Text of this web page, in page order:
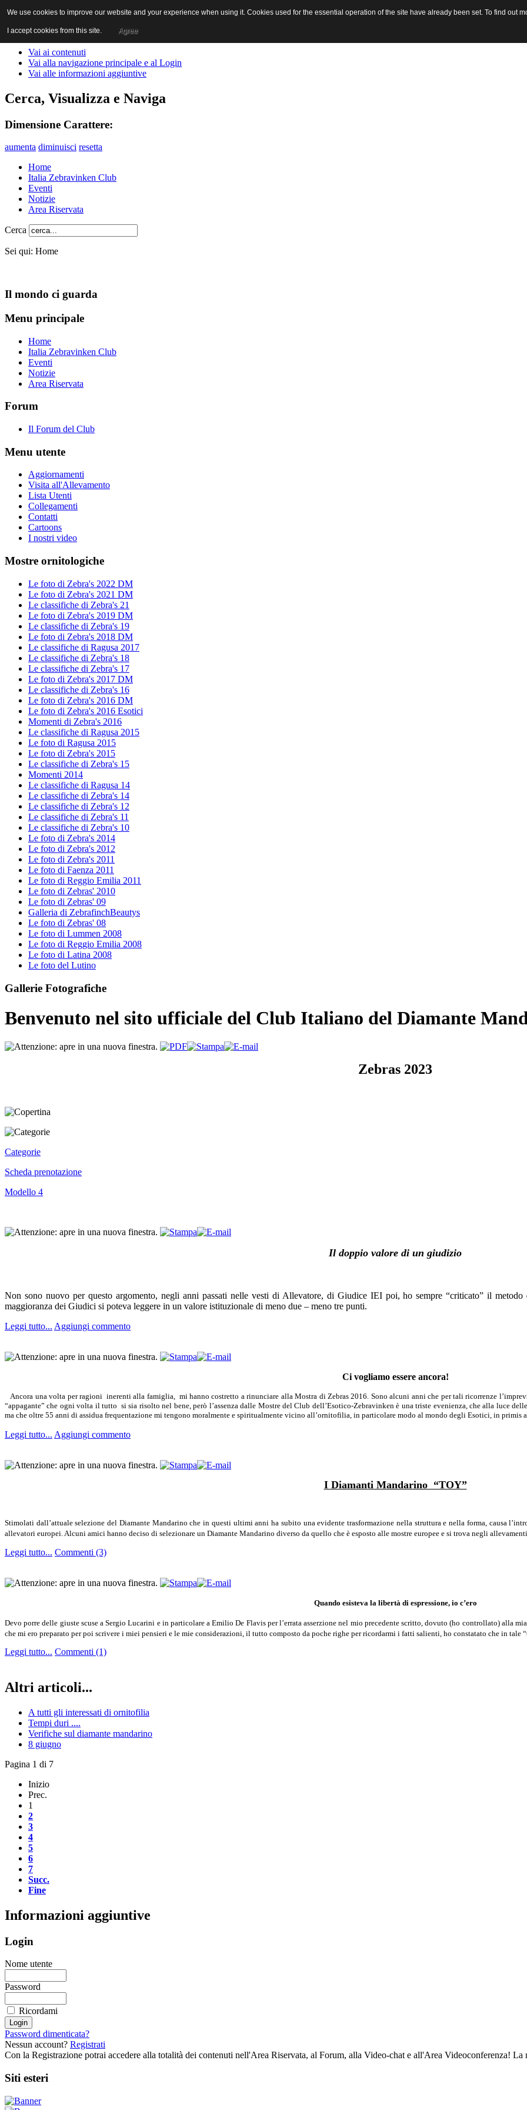
Vai ai contenuti
Vai alla navigazione principale e al Login
Vai alle informazioni aggiuntive
Cerca, Visualizza e Naviga
Dimensione Carattere:
aumenta diminuisci resetta
Home
Italia Zebravinken Club
Eventi
Notizie
Area Riservata
Cerca
Sei qui: Home
Il mondo ci guarda
Menu principale
Home
Italia Zebravinken Club
Eventi
Notizie
Area Riservata
Forum
Il Forum del Club
Menu utente
Aggiornamenti
Visita all'Allevamento
Lista Utenti
Collegamenti
Contatti
Cartoons
I nostri video
Mostre ornitologiche
Le foto di Zebra's 2022 DM
Le foto di Zebra's 2021 DM
Le classifiche di Zebra's 21
Le foto di Zebra's 2019 DM
Le classifiche di Zebra's 19
Le foto di Zebra's 2018 DM
Le classifiche di Ragusa 2017
Le classifiche di Zebra's 18
Le classifiche di Zebra's 17
Le foto di Zebra's 2017 DM
Le classifiche di Zebra's 16
Le foto di Zebra's 2016 DM
Le foto di Zebra's 2016 Esotici
Momenti di Zebra's 2016
Le classifiche di Ragusa 2015
Le foto di Ragusa 2015
Le foto di Zebra's 2015
Le classifiche di Zebra's 15
Momenti 2014
Le classifiche di Ragusa 14
Le classifiche di Zebra's 14
Le classifiche di Zebra's 12
Le classifiche di Zebra's 11
Le classifiche di Zebra's 10
Le foto di Zebra's 2014
Le foto di Zebra's 2012
Le foto di Zebra's 2011
Le foto di Faenza 2011
Le foto di Reggio Emilia 2011
Le foto di Zebras' 2010
Le foto di Zebras' 09
Galleria di ZebrafinchBeautys
Le foto di Zebras' 08
Le foto di Lummen 2008
Le foto di Reggio Emilia 2008
Le foto di Latina 2008
Le foto del Lutino
Gallerie Fotografiche
Benvenuto nel sito ufficiale del Club Italiano del Diamante
Zebras 2023
Categorie
Scheda prenotazione
Modello 4
Il doppio valore di un giudizio
Non sono nuovo per questo argomento, negli anni passati nelle vesti di Allevatore, di Giudice IEI poi, ho sempre “criticato” il
maggioranza dei Giudici si poteva leggere in un valore istituzionale di meno due – meno tre punti.
Leggi tutto... Aggiungi commento
Ci vogliamo essere ancora!
Ancora una volta per ragioni inerenti alla famiglia, mi hanno costretto a rinunciare alla Mostra di Zebras 2016. Sono alcuni anni che per tali ricorrenze
“appagante” che ogni volta il tutto si sia risolto nel bene, però l’assenza dalle Mostre del Club dell’Esotico-Zebravinken è una triste evenienza, che alla luce
ma che oltre 55 anni di assidua frequentazione mi tengono moralmente e spiritualmente vicino all’ornitofilia, in particolare modo al mondo degli Esotici, in primis
Leggi tutto... Aggiungi commento
I Diamanti Mandarino “TOY”
Stimolati dall’attuale selezione del Diamante Mandarino che in questi ultimi anni ha subito una evidente trasformazione nella struttura e nella forma, causa
allevatori europei. Alcuni amici hanno deciso di selezionare un Diamante Mandarino diverso da quello che è esposto alle mostre europee e si trova negli
Leggi tutto... Commenti (3)
Quando esisteva la libertà di espressione, io c’ero
Devo porre delle giuste scuse a Sergio Lucarini e in particolare a Emilio De Flavis per l’errata asserzione nel mio precedente scritto, dovuto (ho controllato) alla
che mi ero preparato per poi scrivere i miei pensieri e le mie considerazioni, il tutto composto da poche righe per ricordarmi i fatti salienti, ho constatato che in tale
Leggi tutto... Commenti (1)
Altri articoli...
A tutti gli interessati di ornitofilia
Tempi duri ....
Verifiche sul diamante mandarino
8 giugno
Pagina 1 di 7
Inizio
Prec.
1
2
3
4
5
6
7
Succ.
Fine
Informazioni aggiuntive
Login
Nome utente
Password
Ricordami
Password dimenticata?
Nessun account? Registrati
Con la Registrazione potrai accedere alla totalità dei contenuti nell'Area Riservata, al Forum, alla Video-chat e all'Area Videoconferenza! La
Siti esteri
We use cookies to improve our website and your experience when using it. Cookies used for the essential operation of the site have already been set. To find out
I accept cookies from this site. Agree